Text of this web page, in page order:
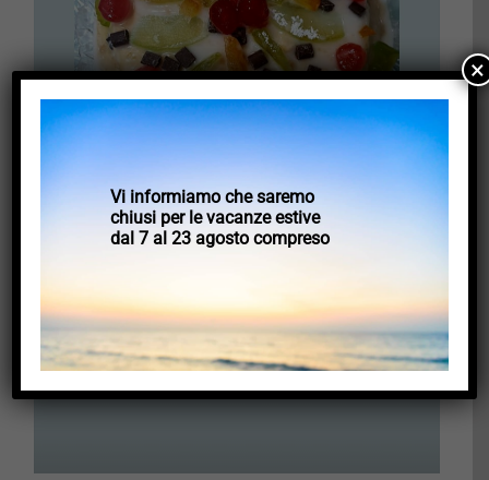
Vi informiamo che saremo
chiusi per le vacanze estive
dal 7 al 23 agosto compreso
×